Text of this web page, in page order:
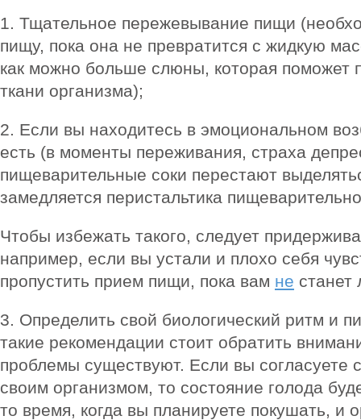
1. Тщательное пережевывание пищи
пищу, пока она не превратится с жидкую
как можно больше слюны, которая поможет
ткани организма);
2. Если вы находитесь в эмоциональном
есть (в моменты переживания, страха
пищеварительные соки перестают
замедляется перистальтика
Чтобы избежать такого, следует
например, если вы устали и плохо себя
пропустить прием пищи, пока вам не станет
3. Определить свой биологический ритм и
такие рекомендации стоит обратить
проблемы существуют. Если вы
своим организмом, то состояние голода
то время, когда вы планируете покушать, и